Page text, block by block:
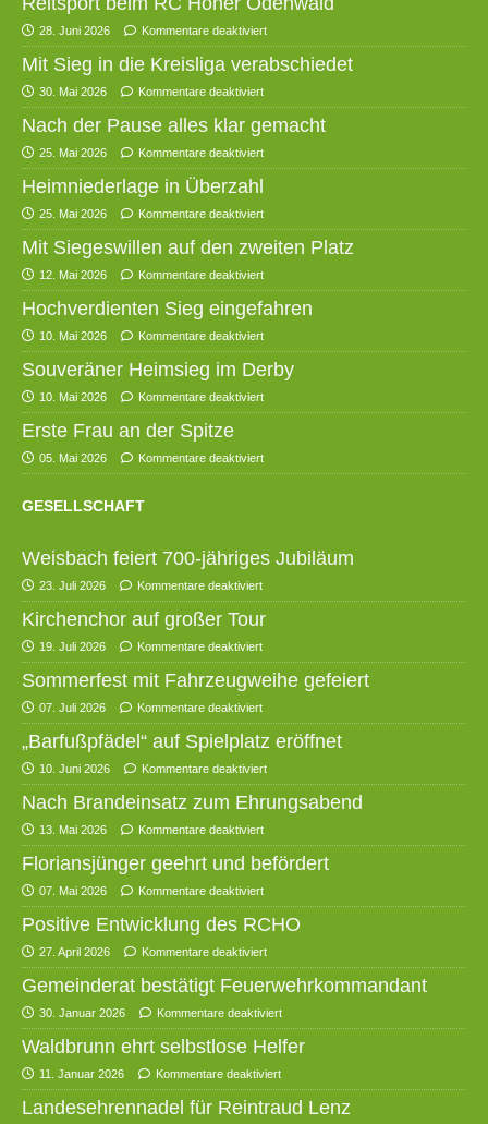
28. Juni 2026 Kommentare deaktiviert
Mit Sieg in die Kreisliga verabschiedet
30. Mai 2026 Kommentare deaktiviert
Nach der Pause alles klar gemacht
25. Mai 2026 Kommentare deaktiviert
Heimniederlage in Überzahl
25. Mai 2026 Kommentare deaktiviert
Mit Siegeswillen auf den zweiten Platz
12. Mai 2026 Kommentare deaktiviert
Hochverdienten Sieg eingefahren
10. Mai 2026 Kommentare deaktiviert
Souveräner Heimsieg im Derby
10. Mai 2026 Kommentare deaktiviert
Erste Frau an der Spitze
05. Mai 2026 Kommentare deaktiviert
GESELLSCHAFT
Weisbach feiert 700-jähriges Jubiläum
23. Juli 2026 Kommentare deaktiviert
Kirchenchor auf großer Tour
19. Juli 2026 Kommentare deaktiviert
Sommerfest mit Fahrzeugweihe gefeiert
07. Juli 2026 Kommentare deaktiviert
„Barfußpfädel“ auf Spielplatz eröffnet
10. Juni 2026 Kommentare deaktiviert
Nach Brandeinsatz zum Ehrungsabend
13. Mai 2026 Kommentare deaktiviert
Floriansjünger geehrt und befördert
07. Mai 2026 Kommentare deaktiviert
Positive Entwicklung des RCHO
27. April 2026 Kommentare deaktiviert
Gemeinderat bestätigt Feuerwehrkommandant
30. Januar 2026 Kommentare deaktiviert
Waldbrunn ehrt selbstlose Helfer
11. Januar 2026 Kommentare deaktiviert
Landesehrennadel für Reintraud Lenz